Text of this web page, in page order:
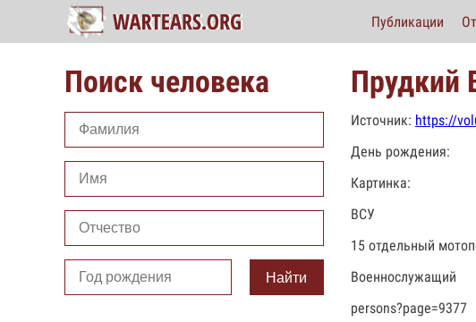
Публикации
Поиск человека
Найти
Прудкий
Источник: https://
День рождения:
Картинка:
ВСУ
15 отдельный
Военнослужащий
persons?page=9377